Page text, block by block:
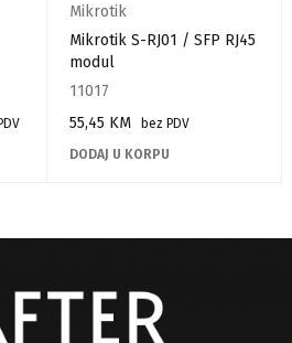
Mikrotik
Mikrotik S-RJ01 / SFP RJ45
modul
11017
55,45 KM
bez PDV
DODAJ U KORPU